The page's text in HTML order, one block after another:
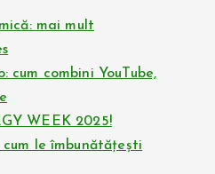
mai mult
cum combini YouTube,
WEEK 2025!
le îmbunătățești